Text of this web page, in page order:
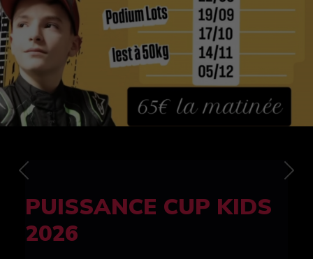
FELINE CUP 100%
féminine
Previous Next